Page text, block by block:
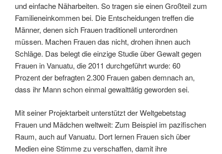
und einfache Näharbeiten. So tragen sie einen Großteil zum
Familieneinkommen bei. Die Entscheidungen treffen die
Männer, denen sich Frauen traditionell unterordnen
müssen. Machen Frauen das nicht, drohen ihnen auch
Schläge. Das belegt die einzige Studie über Gewalt gegen
Frauen in Vanuatu, die 2011 durchgeführt wurde: 60
Prozent der befragten 2.300 Frauen gaben demnach an,
dass ihr Mann schon einmal gewalttätig geworden sei.
Mit seiner Projektarbeit unterstützt der Weltgebetstag
Frauen und Mädchen weltweit: Zum Beispiel im pazifischen
Raum, auch auf Vanuatu. Dort lernen Frauen sich über
Medien eine Stimme zu verschaffen, damit ihre